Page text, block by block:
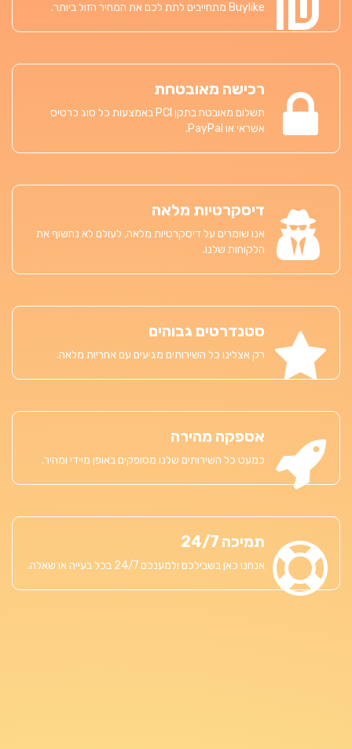
Buylike מתחייבים לתת לכם את המחיר הזול ביותר.
רכישה מאובטחת
תשלום מאובטח בתקן PCI באמצעות כל סוג כרטיס
אשראי או PayPal.
דיסקרטיות מלאה
אנו שומרים על דיסקרטיות מלאה, לעולם לא נחשוף את
הלקוחות שלנו.
סטנדרטים גבוהים
רק אצלינו כל השירותים מגיעים עם אחריות מלאה.
אספקה מהירה
כמעט כל השירותים שלנו מסופקים באופן מיידי ומהיר.
תמיכה 24/7
אנחנו כאן בשבילכם ולמענכם 24/7 בכל בעייה או שאלה.